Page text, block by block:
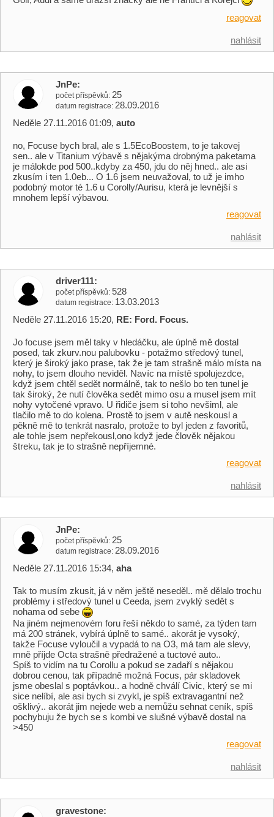
reagovat
nahlásit
JnPe
počet příspěvků 25
datum registrace 28.09.2016
Neděle 27.11.2016 01:09, auto
no, Focuse bych bral, ale s 1.5EcoBoostem, to je takovej
sen.. ale v Titanium výbavě s nějakýma drobnýma paketama
je málokde pod 500..kdyby za 450, jdu do něj hned.. ale asi
zkusím i ten 1.0eb... O 1.6 jsem neuvažoval, to už je imho
podobný motor té 1.6 u Corolly/Aurisu, která je levnější s
mnohem lepší výbavou.
reagovat
nahlásit
driver111
počet příspěvků 528
datum registrace 13.03.2013
Neděle 27.11.2016 15:20, RE: Ford. Focus.
Jo focuse jsem měl taky v hledáčku, ale úplně mě dostal
posed, tak zkurv.nou palubovku - potažmo středový tunel,
který je široký jako prase, tak že je tam strašně málo místa na
nohy, to jsem dlouho neviděl. Navíc na místě spolujezdce,
když jsem chtěl sedět normálně, tak to nešlo bo ten tunel je
tak široký, že nutí člověka sedět mimo osu a musel jsem mít
nohy vytočené vpravo. U řidiče jsem si toho nevšiml, ale
tlačilo mě to do kolena. Prostě to jsem v autě neskousl a
pěkně mě to tenkrát nasralo, protože to byl jeden z favoritů,
ale tohle jsem nepřekousl,ono když jede člověk nějakou
štreku, tak je to strašně nepříjemné.
reagovat
nahlásit
JnPe
počet příspěvků 25
datum registrace 28.09.2016
Neděle 27.11.2016 15:34, aha
Tak to musím zkusit, já v něm ještě neseděl.. mě dělalo trochu
problémy i středový tunel u Ceeda, jsem zvyklý sedět s
nohama od sebe
Na jiném nejmenovém foru řeší někdo to samé, za týden tam
má 200 stránek, vybírá úplně to samé.. akorát je vysoký,
takže Focuse vyloučil a vypadá to na O3, má tam ale slevy,
mně příjde Octa strašně předražené a tuctové auto..
Spíš to vidím na tu Corollu a pokud se zadaří s nějakou
dobrou cenou, tak případně možná Focus, pár skladovek
jsme obeslal s poptávkou.. a hodně chválí Civic, který se mi
sice nelíbí, ale asi bych si zvykl, je spíš extravagantní než
ošklivý.. akorát jim nejede web a nemůžu sehnat ceník, spíš
pochybuju že bych se s kombi ve slušné výbavě dostal na
>450
reagovat
nahlásit
gravestone